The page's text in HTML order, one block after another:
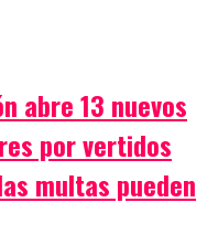
abre 13 nuevos
por vertidos
multas pueden